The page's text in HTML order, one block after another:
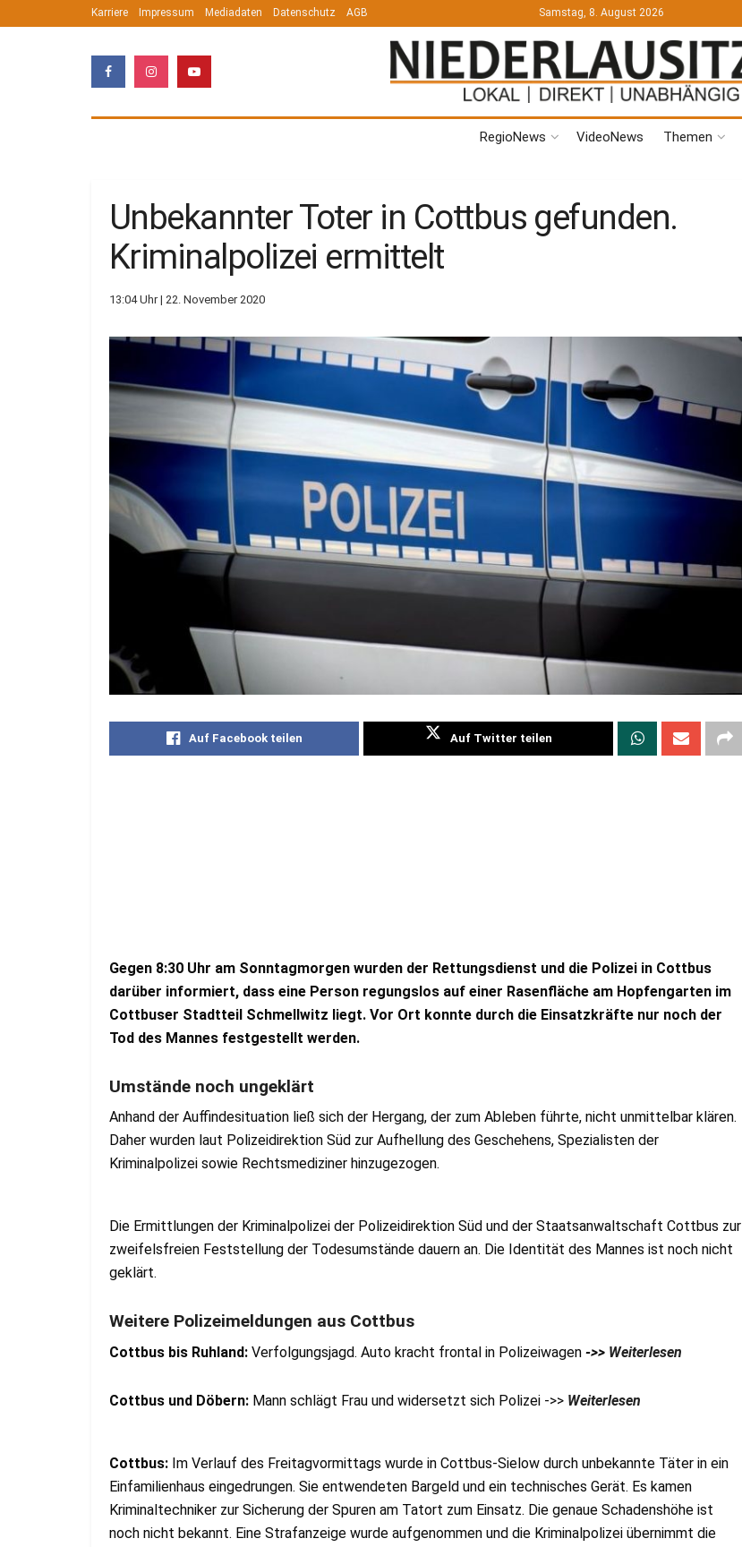
Karriere Impressum Mediadaten Datenschutz AGB Samstag, 8. August 2026
RegioNews VideoNews Themen
Unbekannter Toter in Cottbus gefunden.
Kriminalpolizei ermittelt
13:04 Uhr | 22. November 2020
Auf Facebook teilen Auf Twitter teilen
Gegen 8:30 Uhr am Sonntagmorgen wurden der Rettungsdienst und die Polizei in Cottbus
darüber informiert, dass eine Person regungslos auf einer Rasenfläche am Hopfengarten im
Cottbuser Stadtteil Schmellwitz liegt. Vor Ort konnte durch die Einsatzkräfte nur noch der
Tod des Mannes festgestellt werden.
Umstände noch ungeklärt
Anhand der Auffindesituation ließ sich der Hergang, der zum Ableben führte, nicht unmittelbar klären.
Daher wurden laut Polizeidirektion Süd zur Aufhellung des Geschehens, Spezialisten der
Kriminalpolizei sowie Rechtsmediziner hinzugezogen.
Die Ermittlungen der Kriminalpolizei der Polizeidirektion Süd und der Staatsanwaltschaft Cottbus zur
zweifelsfreien Feststellung der Todesumstände dauern an. Die Identität des Mannes ist noch nicht
geklärt.
Weitere Polizeimeldungen aus Cottbus
Cottbus bis Ruhland: Verfolgungsjagd. Auto kracht frontal in Polizeiwagen ->> Weiterlesen
Cottbus und Döbern: Mann schlägt Frau und widersetzt sich Polizei ->> Weiterlesen
Cottbus: Im Verlauf des Freitagvormittags wurde in Cottbus-Sielow durch unbekannte Täter in ein
Einfamilienhaus eingedrungen. Sie entwendeten Bargeld und ein technisches Gerät. Es kamen
Kriminaltechniker zur Sicherung der Spuren am Tatort zum Einsatz. Die genaue Schadenshöhe ist
noch nicht bekannt. Eine Strafanzeige wurde aufgenommen und die Kriminalpolizei übernimmt die